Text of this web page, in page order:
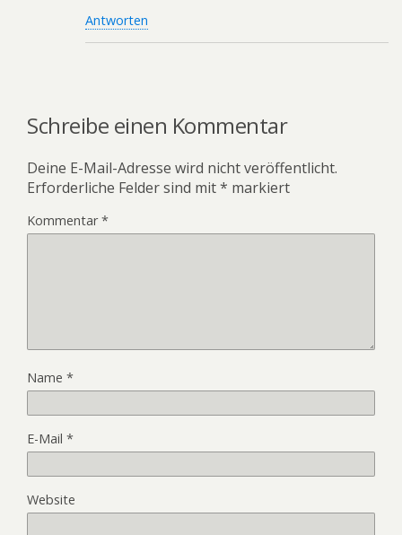
Antworten
Schreibe einen Kommentar
Deine E-Mail-Adresse wird nicht veröffentlicht.
Erforderliche Felder sind mit* markiert
Kommentar*
Name *
E-Mail *
Website